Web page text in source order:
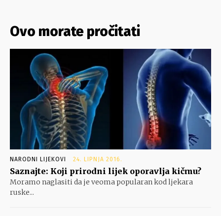
Ovo morate pročitati
NARODNI LIJEKOVI 24. LIPNJA 2016.
Saznajte: Koji prirodni lijek oporavlja kičmu?
Moramo naglasiti da je veoma popularan kod ljekara
ruske...